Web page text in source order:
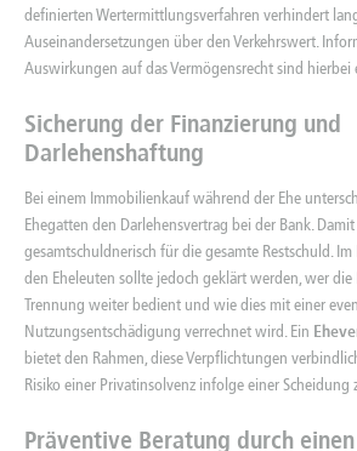
definierten Wertermittlungsverfahren verhindert
Auseinandersetzungen über den Verkehrswert.
Auswirkungen auf dasVermögensrechtsind hierbei
Sicherung der Finanzierung und
Darlehenshaftung
Bei einem Immobilienkauf während der Ehe
Ehegatten den Darlehensvertrag bei der Bank.
gesamtschuldnerisch für die gesamte Restschuld.
den Eheleuten sollte jedoch geklärt werden, wer die
Trennung weiter bedient und wie dies mit einer
Nutzungsentschädigung verrechnet wird. Ein
bietet den Rahmen, diese Verpflichtungen
Risiko einer Privatinsolvenz infolge einer Scheidung
Präventive Beratung durch